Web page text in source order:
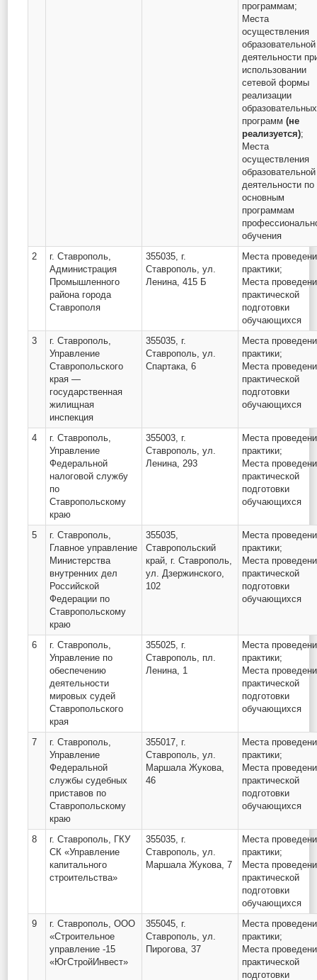
программам;
Места
осуществления
образовательной
деятельности
использовании
сетевой формы
реализации
образовательных
программ(не
реализуется);
Места
осуществления
образовательной
деятельности по
основным
программам
обучения
2
г. Ставрополь,
Администрация
Промышленного
района города
Ставрополя
355035, г.
Ставрополь, ул.
Ленина, 415 Б
Места
практики;
Места
практической
подготовки
обучающихся
3
г. Ставрополь,
Управление
Ставропольского
края —
государственная
жилищная
инспекция
355035, г.
Ставрополь, ул.
Спартака, 6
Места
практики;
Места
практической
подготовки
обучающихся
4
г. Ставрополь,
Управление
Федеральной
налоговой службу
по
Ставропольскому
краю
355003, г.
Ставрополь, ул.
Ленина, 293
Места
практики;
Места
практической
подготовки
обучающихся
5
г. Ставрополь,
Главное управление
Министерства
внутренних дел
Российской
Федерации по
Ставропольскому
краю
355035,
Ставропольский
край, г. Ставрополь,
ул. Дзержинского,
102
Места
практики;
Места
практической
подготовки
обучающихся
6
г. Ставрополь,
Управление по
обеспечению
деятельности
мировых судей
Ставропольского
края
355025, г.
Ставрополь, пл.
Ленина, 1
Места
практики;
Места
практической
подготовки
обучающихся
7
г. Ставрополь,
Управление
Федеральной
службы судебных
приставов по
Ставропольскому
краю
355017, г.
Ставрополь, ул.
Маршала Жукова,
46
Места
практики;
Места
практической
подготовки
обучающихся
8
г. Ставрополь, ГКУ
СК «Управление
капитального
строительства»
355035, г.
Ставрополь, ул.
Маршала Жукова, 7
Места
практики;
Места
практической
подготовки
обучающихся
9
г. Ставрополь, ООО
«Строительное
управление -15
«ЮгСтройИнвест»
355045, г.
Ставрополь, ул.
Пирогова, 37
Места
практики;
Места
практической
подготовки